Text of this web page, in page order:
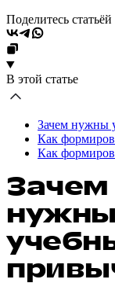
Поделитесь статьёй
В этой статье
Зачем нужны
Как
Как
Зачем
нужны